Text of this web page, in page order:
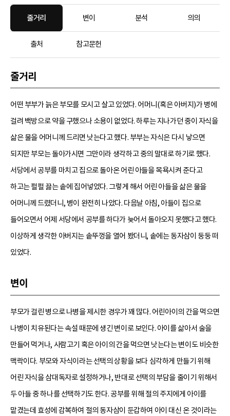
줄거리 변이 분석 의의
출처 참고문헌
줄거리
어떤 부부가 늙은 부모를 모시고 살고 있었다. 어머니(혹은 아버지)가 병에
걸려 백방으로 약을 구했으나 소용이 없었다. 하루는 지나가던 중이 자식을
삶은 물을 어머니께 드리면 낫는다고 했다. 부부는 자식은 다시 낳으면
되지만 부모는 돌아가시면 그만이라 생각하고 중의 말대로 하기로 했다.
서당에서 공부를 마치고 집으로 돌아온 어린 아들을 목욕시켜 준다고
하고는 펄펄 끓는 솥에 집어넣었다. 그렇게 해서 어린 아들을 삶은 물을
어머니께 드렸더니, 병이 완전히 나았다. 다음날 아침, 아들이 집으로
들어오면서 어제 서당에서 공부를 하다가 늦어서 돌아오지 못했다고 했다.
이상하게 생각한 아버지는 솥뚜껑을 열어 봤더니, 솥에는 동자삼이 둥둥 떠
있었다.
변이
부모가 걸린 병으로 나병을 제시한 경우가 꽤 많다. 어린아이의 간을 먹으면
나병이 치유된다는 속설 때문에 생긴 변이로 보인다. 아이를 삶아서 술을
만들어 먹거나, 사람고기 혹은 아이의 간을 먹으면 낫는다는 변이도 비슷한
맥락이다. 부모와 자식이라는 선택의 상황을 보다 심각하게 만들기 위해
어린 자식을 삼대독자로 설정하거나, 반대로 선택의 부담을 줄이기 위해서
두 아들 중 하나를 선택하기도 한다. 공부를 위해 절의 주지에게 아이를
맡겼는데 효성에 감복하여 절의 동자삼이 둔갑하여 아이 대신 온 것이라는